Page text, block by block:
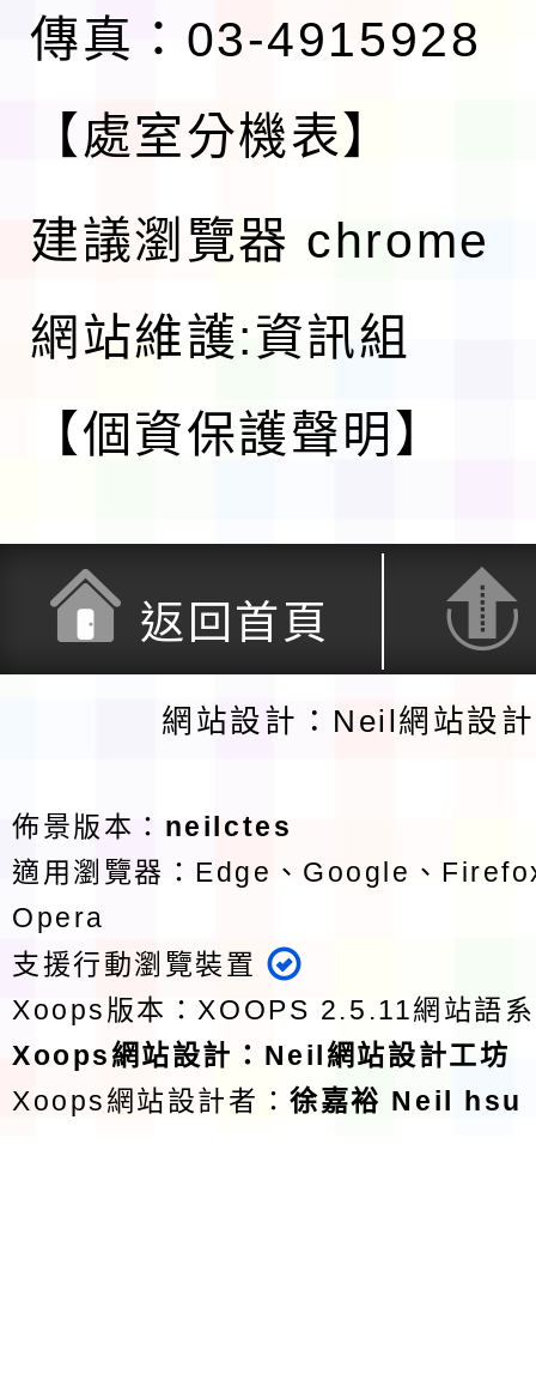
傳真：03-4915928
【處室分機表】
建議瀏覽器 chrome
網站維護:資訊組
【個資保護聲明】
返回首頁
網站設計：Neil網站設
佈景版本： neilctes
適用瀏覽器：Edge、Google、
Opera
支援行動瀏覽裝置
Xoops版本：XOOPS 2.5.11網站語
Xoops網站設計 ： Neil網站設計工坊
Xoops網站設計者：徐嘉裕 Neil hsu